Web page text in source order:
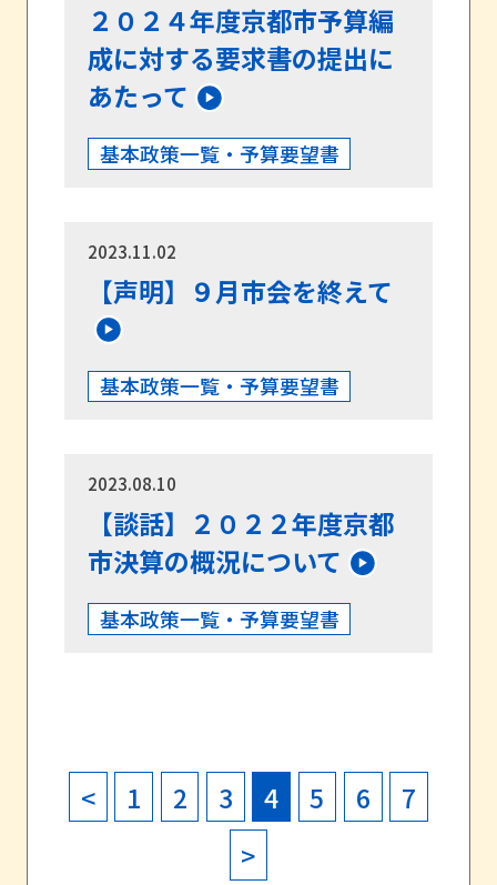
２０２４年度京都市予算編
成に対する要求書の提出に
あたって
基本政策一覧・予算要望書
2023.11.02
【声明】９月市会を終えて
基本政策一覧・予算要望書
2023.08.10
【談話】２０２２年度京都
市決算の概況について
基本政策一覧・予算要望書
< 1 2 3 4 5 6
7
>